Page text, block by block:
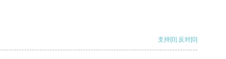
支持[0] 反对[0]